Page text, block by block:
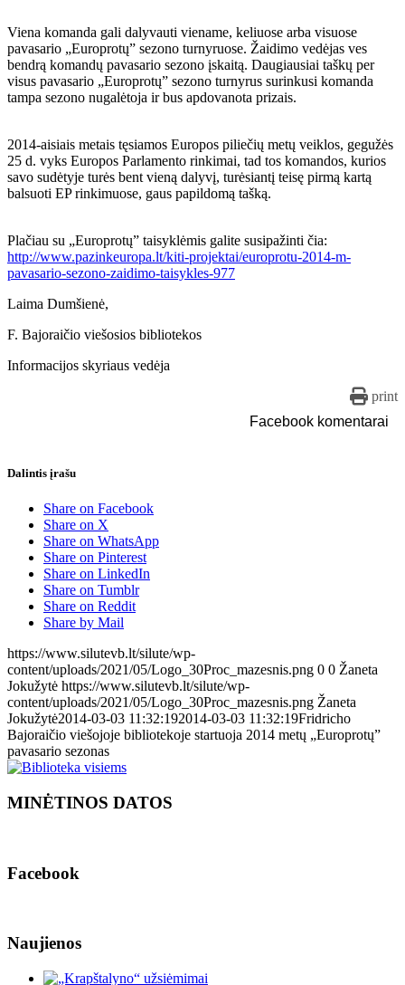
Viena komanda gali dalyvauti viename, keliuose arba visuose
pavasario „Europrotų” sezono turnyruose. Žaidimo vedėjas ves
bendrą komandų pavasario sezono įskaitą. Daugiausiai taškų per
visus pavasario „Europrotų” sezono turnyrus surinkusi komanda
tampa sezono nugalėtoja ir bus apdovanota prizais.
2014-aisiais metais tęsiamos Europos piliečių metų veiklos, gegužės
25 d. vyks Europos Parlamento rinkimai, tad tos komandos, kurios
savo sudėtyje turės bent vieną dalyvį, turėsiantį teisę pirmą kartą
balsuoti EP rinkimuose, gaus papildomą tašką.
Plačiau su „Europrotų” taisyklėmis galite susipažinti čia:
http://www.pazinkeuropa.lt/kiti-projektai/europrotu-2014-m-
pavasario-sezono-zaidimo-taisykles-977
Laima Dumšienė,
F. Bajoraičio viešosios bibliotekos
Informacijos skyriaus vedėja
print
Facebook komentarai
Dalintis įrašu
Share on Facebook
Share on X
Share on WhatsApp
Share on Pinterest
Share on LinkedIn
Share on Tumblr
Share on Reddit
Share by Mail
https://www.silutevb.lt/silute/wp-
content/uploads/2021/05/Logo_30Proc_mazesnis.png 0 0 Žaneta
Jokužytė https://www.silutevb.lt/silute/wp-
content/uploads/2021/05/Logo_30Proc_mazesnis.png Žaneta
Jokužytė2014-03-03 11:32:192014-03-03 11:32:19Fridricho
Bajoraičio viešojoje bibliotekoje startuoja 2014 metų „Europrotų”
pavasario sezonas
MINĖTINOS DATOS
Facebook
Naujienos